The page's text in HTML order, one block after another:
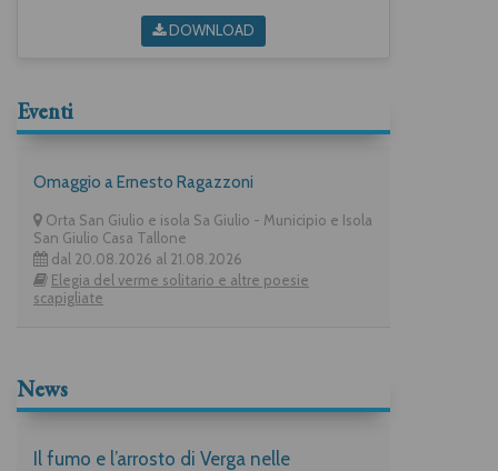
DOWNLOAD
Eventi
Omaggio a Ernesto Ragazzoni
Orta San Giulio e isola Sa Giulio - Municipio e Isola
San Giulio Casa Tallone
dal 20.08.2026 al 21.08.2026
Elegia del verme solitario e altre poesie
scapigliate
News
Il fumo e l’arrosto di Verga nelle